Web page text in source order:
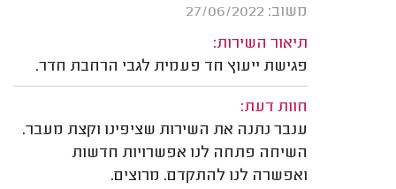
משוב: 27/06/2022
תיאור השירות:
פגישת ייעוץ חד פעמית לגבי הרחבת חדר.
חוות דעת:
ענבר נתנה את השירות שציפינו וקצת מעבר.
השיחה פתחה לנו אפשרויות חדשות
ואפשרה לנו להתקדם. מרוצים.